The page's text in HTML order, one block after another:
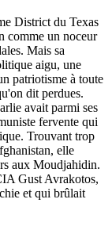
District du Texas
comme un noceur
Mais sa
aigu, une
patriotisme à toute
dit perdues.
avait parmi ses
fervente qui
Trouvant trop
elle
aux Moudjahidin.
Gust Avrakotos,
et qui brûlait